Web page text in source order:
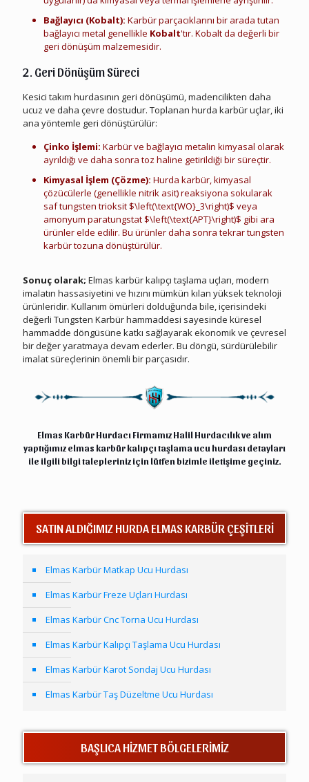
Bağlayıcı (Kobalt): Karbür parçacıklarını bir arada tutan
bağlayıcı metal genellikle Kobalt'tır. Kobalt da değerli bir
geri dönüşüm malzemesidir.
2. Geri Dönüşüm Süreci
Kesici takım hurdasının geri dönüşümü, madencilikten daha
ucuz ve daha çevre dostudur. Toplanan hurda karbür uçlar, iki
ana yöntemle geri dönüştürülür:
Çinko İşlemi: Karbür ve bağlayıcı metalin kimyasal olarak
ayrıldığı ve daha sonra toz haline getirildiği bir süreçtir.
Kimyasal İşlem (Çözme): Hurda karbür, kimyasal
çözücülerle (genellikle nitrik asit) reaksiyona sokularak
saf tungsten trioksit $\left(\text{WO}_3\right)$ veya
amonyum paratungstat $\left(\text{APT}\right)$ gibi ara
ürünler elde edilir. Bu ürünler daha sonra tekrar tungsten
karbür tozuna dönüştürülür.
Sonuç olarak; Elmas karbür kalıpçı taşlama uçları, modern
imalatın hassasiyetini ve hızını mümkün kılan yüksek teknoloji
ürünleridir. Kullanım ömürleri dolduğunda bile, içerisindeki
değerli Tungsten Karbür hammaddesi sayesinde küresel
hammadde döngüsüne katkı sağlayarak ekonomik ve çevresel
bir değer yaratmaya devam ederler. Bu döngü, sürdürülebilir
imalat süreçlerinin önemli bir parçasıdır.
Elmas Karbür Hurdacı Firmamız Halil Hurdacılıkve alım
yaptığımız elmas karbür kalıpçı taşlama ucu hurdası detayları
ile ilgili bilgi talepleriniz için lütfen bizimle iletişime geçiniz.
SATIN ALDIĞIMIZ HURDA ELMAS KARBÜR ÇEŞİTLERİ
Elmas Karbür Matkap Ucu Hurdası
Elmas Karbür Freze Uçları Hurdası
Elmas Karbür Cnc Torna Ucu Hurdası
Elmas Karbür Kalıpçı Taşlama Ucu Hurdası
Elmas Karbür Karot Sondaj Ucu Hurdası
Elmas Karbür Taş Düzeltme Ucu Hurdası
BAŞLICA HİZMET BÖLGELERİMİZ